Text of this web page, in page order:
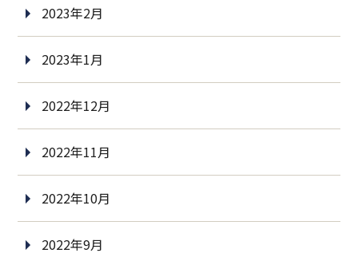
2023年2月
2023年1月
2022年12月
2022年11月
2022年10月
2022年9月